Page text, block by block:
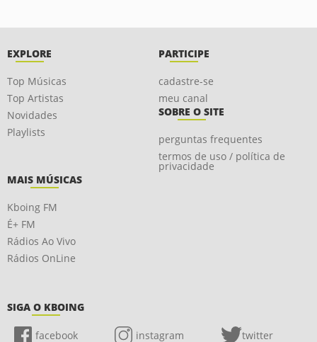
EXPLORE
Top Músicas
Top Artistas
Novidades
Playlists
PARTICIPE
cadastre-se
meu canal
SOBRE O SITE
perguntas frequentes
termos de uso / política de
privacidade
MAIS MÚSICAS
Kboing FM
É+ FM
Rádios Ao Vivo
Rádios OnLine
SIGA O KBOING
facebook instagram twitter